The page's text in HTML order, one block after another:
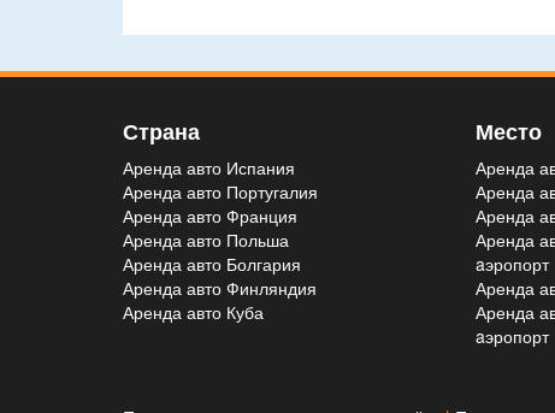
Страна
Аренда авто Испания
Аренда авто Португалия
Аренда авто Франция
Аренда авто Польша
Аренда авто Болгария
Аренда авто Финляндия
Аренда авто Куба
Место
Аренда
Аренда
Аренда
Аренда
aэропорт
Аренда
Аренда
aэропорт